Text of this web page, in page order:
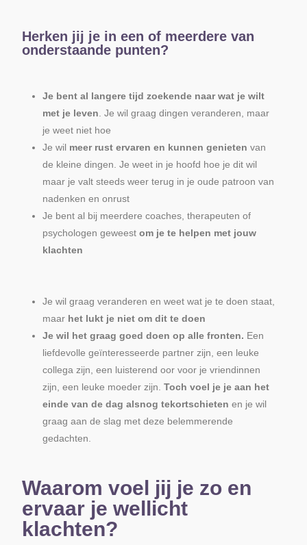
Herken jij je in een of meerdere van
onderstaande punten?
Je bent al langere tijd zoekende naar wat je wilt
met je leven . Je wil graag dingen veranderen, maar
je weet niet hoe
Je wil meer rust ervaren en kunnen genieten van
de kleine dingen. Je weet in je hoofd hoe je dit wil
maar je valt steeds weer terug in je oude patroon van
nadenken en onrust
Je bent al bij meerdere coaches, therapeuten of
psychologen geweestom je te helpen met jouw
klachten
Je wil graag veranderen en weet wat je te doen staat,
maar het lukt je niet om dit te doen
Je wil het graag goed doen op alle fronten. Een
liefdevolle geïnteresseerde partner zijn, een leuke
collega zijn, een luisterend oor voor je vriendinnen
zijn, een leuke moeder zijn.Toch voel je je aan het
einde van de dag alsnog tekortschieten en je wil
graag aan de slag met deze belemmerende
gedachten.
Waarom voel jij je zo en
ervaar je wellicht
klachten?